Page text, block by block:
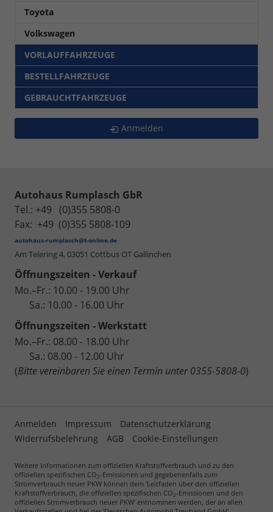
Toyota
Volkswagen
VORLAUFFAHRZEUGE
BESTELLFAHRZEUGE
GEBRAUCHTFAHRZEUGE
Anmelden
Autohaus Rumplasch GbR
Tel.: +49 (0)355 5808-0
Fax: +49 (0)355 5808-109
autohaus-rumplasch@t-online.de
Am Telering 4, 03051 Cottbus OT Gallinchen
Öffnungszeiten - Verkauf
Mo.–Fr.: 10.00 - 19.00 Uhr
Sa.: 10.00 - 16.00 Uhr
Öffnungszeiten - Werkstatt
Mo.–Fr.: 08.00 - 18.00 Uhr
Sa.: 08.00 - 12.00 Uhr
(Bitte vereinbaren Sie einen Termin unter 0355-5808-0)
Anmelden Impressum
Datenschutzerklärung
Widerrufsbelehrung
AGB Cookie-Einstellungen
Weitere Informationen zum offiziellen Kraftstoffverbrauch und zu den
offiziellen spezifischen CO 2-Emissionen und gegebenenfalls zum
Stromverbrauch neuer PKW können dem 'Leitfaden über den offiziellen
Kraftstoffverbrauch, die offiziellen spezifischen CO 2-Emissionen und den
offiziellen Stromverbrauch neuer PKW' entnommen werden, der an allen